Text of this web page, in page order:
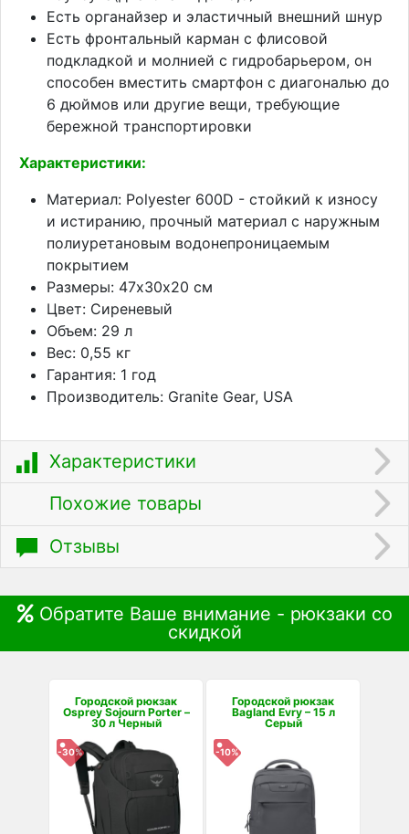
Есть органайзер и эластичный внешний шнур
Есть фронтальный карман с флисовой
подкладкой и молнией с гидробарьером, он
способен вместить смартфон с диагональю до
6 дюймов или другие вещи, требующие
бережной транспортировки
Характеристики:
Материал: Polyester 600D - стойкий к износу
и истиранию, прочный материал с наружным
полиуретановым водонепроницаемым
покрытием
Размеры: 47х30х20 см
Цвет: Сиреневый
Объем: 29 л
Вес: 0,55 кг
Гарантия: 1 год
Производитель: Granite Gear, USA
Характеристики
Похожие товары
Отзывы
Обратите Ваше внимание - рюкзаки со
скидкой
Городской рюкзак
Osprey Sojourn Porter –
30 л Черный
-30%
Городской рюкзак
Bagland Evry – 15 л
Серый
-10%